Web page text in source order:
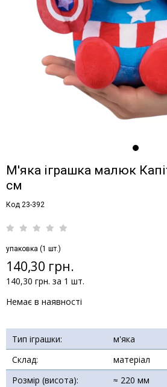
М'яка іграшка малюк
см
Код 23-392
упаковка (1 шт.)
140,30 грн.
140,30 грн. за 1 шт.
Немає в наявності
Тип іграшки:
м'яка
Склад:
матеріал
Розмір (висота):
≈ 220 мм